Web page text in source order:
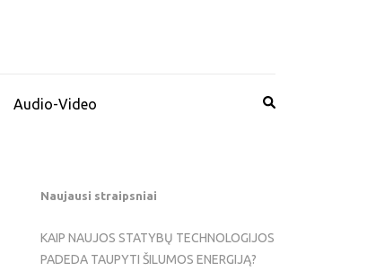
Audio-Video
Naujausi straipsniai
KAIP NAUJOS STATYBŲ TECHNOLOGIJOS
PADEDA TAUPYTI ŠILUMOS ENERGIJĄ?